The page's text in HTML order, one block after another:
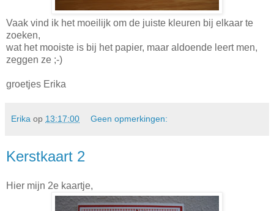
Vaak vind ik het moeilijk om de juiste kleuren bij elkaar te
zoeken,
wat het mooiste is bij het papier, maar aldoende leert men,
zeggen ze ;-)
groetjes Erika
Erika op 13:17:00 Geen opmerkingen:
Kerstkaart 2
Hier mijn 2e kaartje,